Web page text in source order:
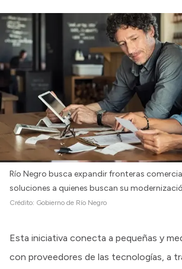
Río Negro busca expandir fronteras
soluciones a quienes buscan su
Crédito: Gobierno de Río Negro
Esta iniciativa conecta a pequeñas y
con proveedores de las tecnologías, a